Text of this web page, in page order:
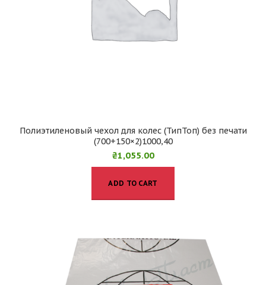
Полиэтиленовый чехол для колес (ТипТоп) без печати
(700+150×2)1000,40
₴1,055.00
ADD TO CART